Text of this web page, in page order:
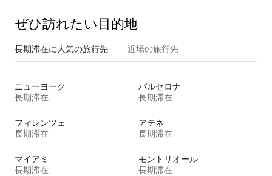
ぜひ訪⁠れ⁠た⁠い目⁠的⁠地
長期滞在に人気の旅行先 近場の旅行先
ニューヨーク
長期滞在
バルセロナ
長期滞在
フィレンツェ
長期滞在
アテネ
長期滞在
マイアミ
長期滞在
モントリオール
長期滞在